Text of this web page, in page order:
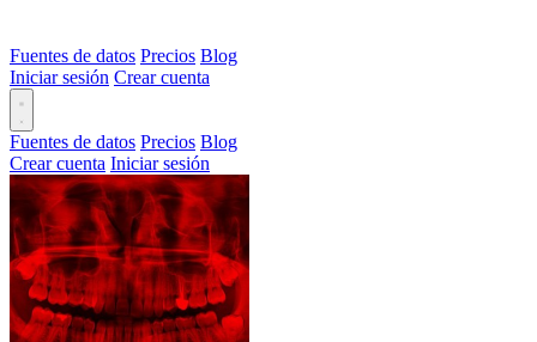
Fuentes de datos Precios Blog
Iniciar sesión Crear cuenta
Fuentes de datos Precios Blog
Crear cuenta Iniciar sesión